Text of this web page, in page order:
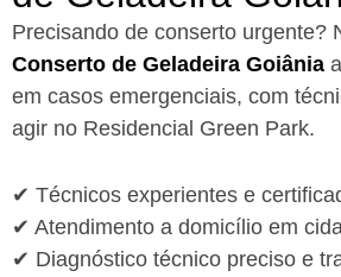
Precisando de conserto urgente?
Conserto de Geladeira Goiânia
em casos emergenciais, com
agir no Residencial Green Park.
✔ Técnicos experientes e
✔ Atendimento a domicílio em
✔ Diagnóstico técnico preciso e